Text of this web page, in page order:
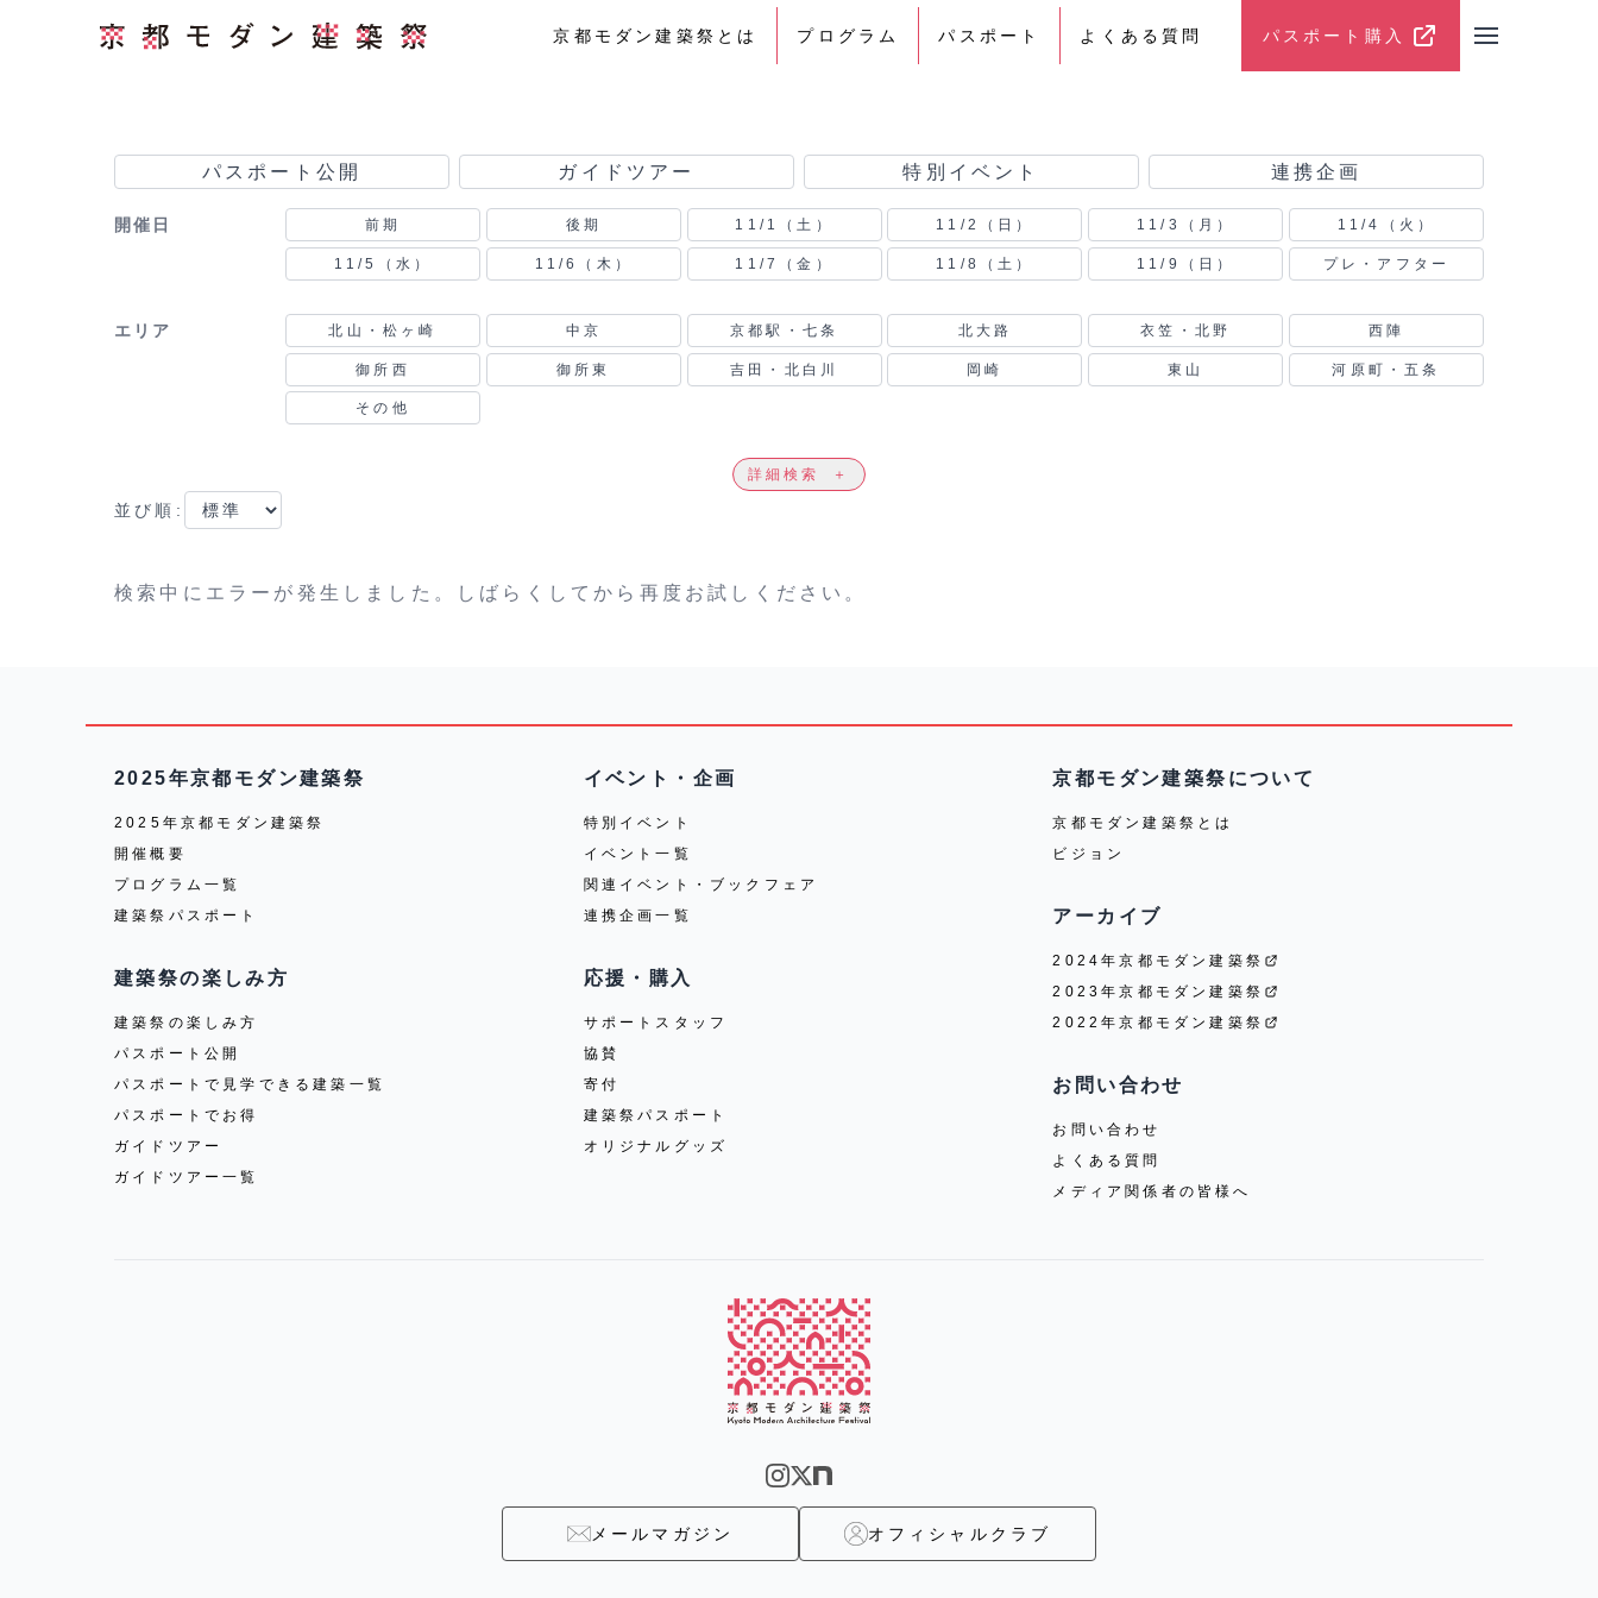
京都モダン建築祭とは プログラム パスポート よくある質問 パスポート購入
パスポート購入
パスポート公開 ガイドツアー 特別イベント 連携企画
開催日 前期 後期 11/1（土） 11/2（日） 11/3（月） 11/4（火）
11/5（水） 11/6（木） 11/7（金） 11/8（土） 11/9（日） プレ・アフター
エリア 北山・松ヶ崎 中京 京都駅・七条 北大路 衣笠・北野 西陣
御所西 御所東 吉田・北白川 岡崎 東山 河原町・五条
その他
詳細検索 ＋
並び順:
検索中にエラーが発生しました。しばらくしてから再度お試しください。
2025年京都モダン建築祭
2025年京都モダン建築祭
開催概要
プログラム一覧
建築祭パスポート
建築祭の楽しみ方
建築祭の楽しみ方
パスポート公開
パスポートで見学できる建築一覧
パスポートでお得
ガイドツアー
ガイドツアー一覧
イベント・企画
特別イベント
イベント一覧
関連イベント・ブックフェア
連携企画一覧
応援・購入
サポートスタッフ
協賛
寄付
建築祭パスポート
オリジナルグッズ
京都モダン建築祭について
京都モダン建築祭とは
ビジョン
アーカイブ
2024年京都モダン建築祭
2023年京都モダン建築祭
2022年京都モダン建築祭
お問い合わせ
お問い合わせ
よくある質問
メディア関係者の皆様へ
メールマガジン オフィシャルクラブ